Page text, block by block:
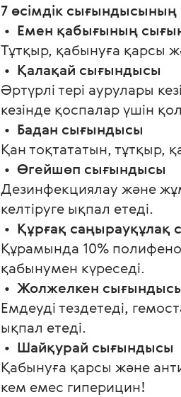
7 өсімдік
• Емен қабығының
Тұтқыр, қабынуға қарсы
• Қалақай сығындысы
Әртүрлі тері аурулары
кезінде қоспалар үшін
• Бадан сығындысы
Қан тоқтататын, тұтқыр,
• Өгейшөп сығындысы
Дезинфекциялау және
келтіруге ықпал етеді.
• Құрғақ саңырауқұлақ
Құрамында 10%
қабынумен күреседі.
• Жолжелкен
Емдеуді тездетеді,
ықпал етеді.
• Шайқурай сығындысы
Қабынуға қарсы және
кем емес гиперицин!